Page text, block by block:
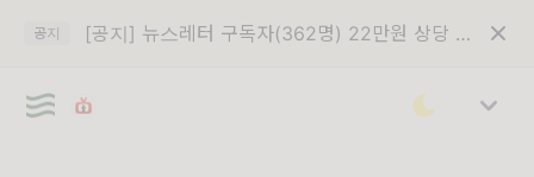
공지 [공지] 뉴스레터 구독자(362명) 22만원 상당 VOD 구입권 이메일 발송